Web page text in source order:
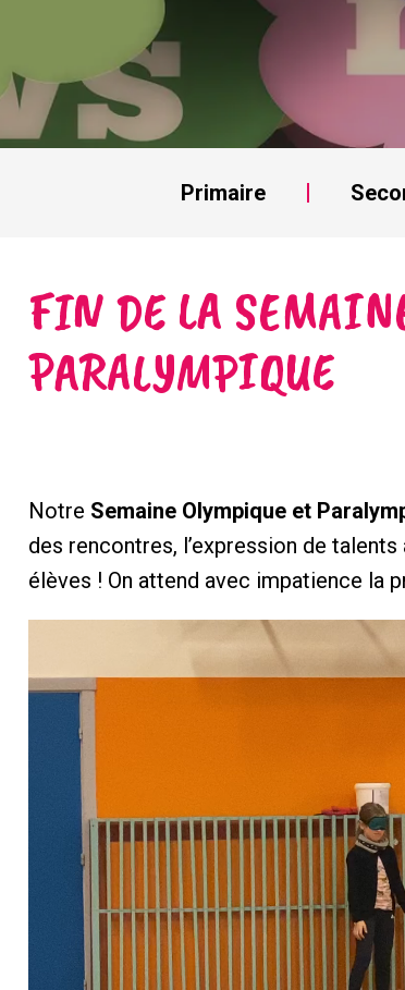
Primaire
FIN DE LA
PARALYMPIQUE
Notre Semaine Olympique et
des rencontres, l’expression de
élèves ! On attend avec impatience la